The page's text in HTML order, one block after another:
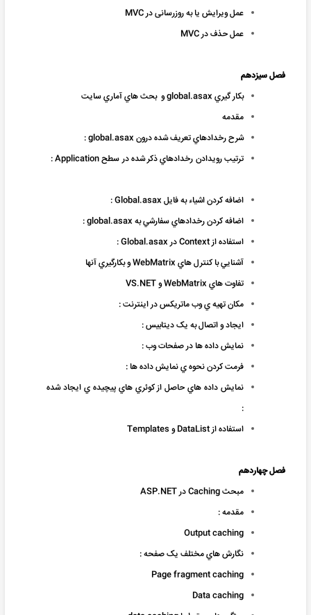
عمل ویرایش یا به روزرسانی در MVC
عمل حذف در MVC
فصل سیزدهم
بکار گيري global.asax و بحث هاي آماري سايت
مقدمه
شرح رخدادهاي تعريف شده درون global.asax :
ترتيب رويدادن رخدادهاي ذکر شده در سطح Application :
اضافه کردن اشياء به فايل Global.asax :
اضافه کردن رخدادهاي سفارشي به global.asax :
استفاده از Context در Global.asax :
آشنايي با کنترل هاي WebMatrix و بکارگيري آنها
تفاوت هاي WebMatrix و VS.NET
مکان تهيه ي وب ماتريکس در اينترنت :
ايجاد و اتصال به يک ديتابيس :
نمايش داده ها در صفحات وب :
فرمت کردن نحوه ي نمايش داده ها :
نمايش داده هاي حاصل از کوئري هاي پيچيده ي ايجاد شده
:
استفاده از DataList و Templates
فصل چهاردهم
مبحث Caching در ASP.NET
مقدمه :
Output caching
نگارش هاي مختلف يک صفحه :
Page fragment caching
Data caching